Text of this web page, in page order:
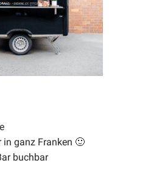
in ganz Franken 🙂
buchbar